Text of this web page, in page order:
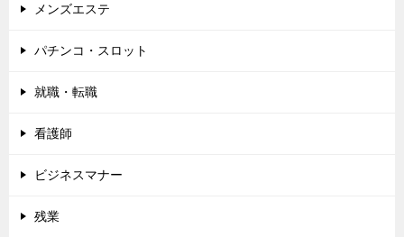
メンズエステ
パチンコ・スロット
就職・転職
看護師
ビジネスマナー
残業